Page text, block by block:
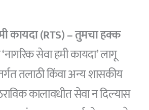
कायदा (RTS) – तुमचा हक्क
‘नागरिक सेवा हमी कायदा’ लागू
तलाठी किंवा अन्य शासकीय
कालावधीत सेवा न दिल्यास